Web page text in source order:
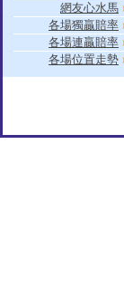
網友心水馬
各場獨贏賠率
各場連贏賠率
各場位置走勢